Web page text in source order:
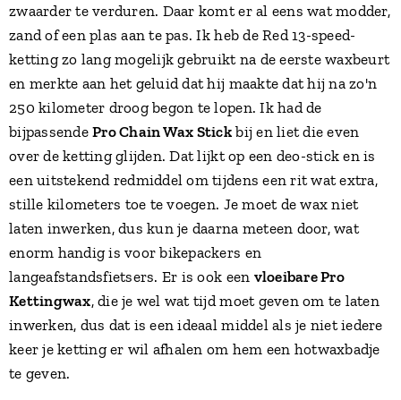
zwaarder te verduren. Daar komt er al eens wat modder,
zand of een plas aan te pas. Ik heb de Red 13-speed-
ketting zo lang mogelijk gebruikt na de eerste waxbeurt
en merkte aan het geluid dat hij maakte dat hij na zo'n
250 kilometer droog begon te lopen. Ik had de
bijpassendePro Chain Wax Stick bij en liet die even
over de ketting glijden. Dat lijkt op een deo-stick en is
een uitstekend redmiddel om tijdens een rit wat extra,
stille kilometers toe te voegen. Je moet de wax niet
laten inwerken, dus kun je daarna meteen door, wat
enorm handig is voor bikepackers en
langeafstandsfietsers. Er is ook een vloeibare Pro
Kettingwax, die je wel wat tijd moet geven om te laten
inwerken, dus dat is een ideaal middel als je niet iedere
keer je ketting er wil afhalen om hem een hotwaxbadje
te geven.